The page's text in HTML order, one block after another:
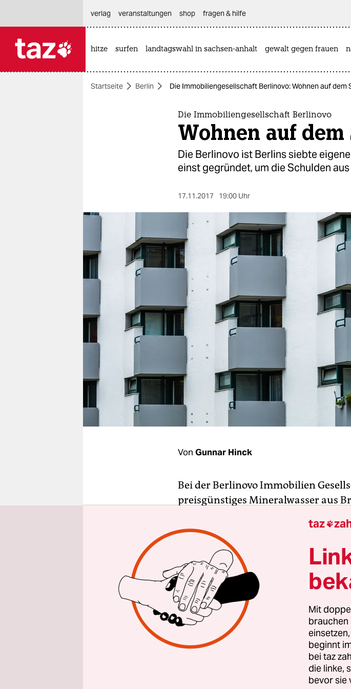
themen
nord
wahrheit
verlag
verlag
veranstaltungen
fragen & hilfe
unterstützen
verlag
veranstaltungen shop fragen & hilfe
hitze surfen landtagswahl in sachsen-anhalt gewalt gegen frauen
Startseite Berlin Die Immobiliengesellschaft Berlinovo: Wohnen auf dem
Die Immobiliengesellschaft Berlinovo
Wohnen auf
Die Berlinovo ist Berlins siebte
einst gegründet, um die Schulden
17.11.2017 19:00 Uhr
Von Gunnar Hinck
Bei der Berlinovo Immobilien
preisgünstiges Mineralwasser aus
teures Wasser aus der Vulkaneifel
Bionade-Design reichen, zeigt sich
sparsam.
Und diese Sparsamkeit ist nicht nur
Wohnungsunternehmen hat sich
ehemaligen Bahngebäude in
Mitarbeiterzahl liegt bei schlanken
Personal abgebaut. Auch einen
Dienste sind an eine Fremdfirma
ist die Anwältin des Unternehmens
taz 
Mit
brauchen
beginnt
bei taz
die linke,
bevor sie